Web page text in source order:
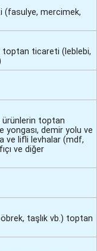
(fasulye, mercimek,
toptan ticareti (leblebi,
ürünlerin toptan
demir yolu ve
ve lifli levhalar (mdf,
ve diğer
taşlık vb.) toptan